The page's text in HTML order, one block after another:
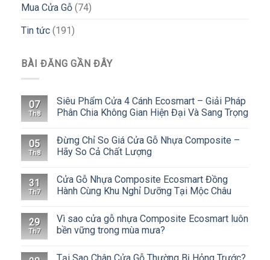
Mua Cửa Gỗ (74)
Tin tức (191)
BÀI ĐĂNG GẦN ĐÂY
07
Th8
Siêu Phẩm Cửa 4 Cánh Ecosmart – Giải Pháp
Phân Chia Không Gian Hiện Đại Và Sang Trọng
05
Th8
Đừng Chỉ So Giá Cửa Gỗ Nhựa Composite –
Hãy So Cả Chất Lượng
31
Th7
Cửa Gỗ Nhựa Composite Ecosmart Đồng
Hành Cùng Khu Nghỉ Dưỡng Tại Mộc Châu
29
Th7
Vì sao cửa gỗ nhựa Composite Ecosmart luôn
bền vững trong mùa mưa?